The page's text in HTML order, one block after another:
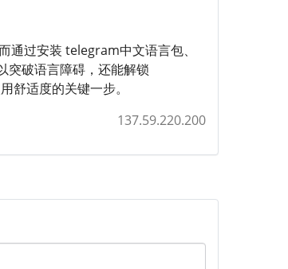
过安装 telegram中文语言包、
破语言障碍，还能解锁
舒适度的关键一步。
137.59.220.200